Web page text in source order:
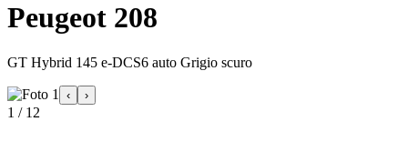
Peugeot 208
GT Hybrid 145 e-DCS6 auto Grigio scuro
‹ ›
1 / 12